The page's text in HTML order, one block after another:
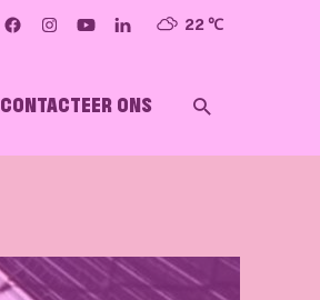
Volg ons op
FacebookInstagramYouTubeLinkedIn22 ℃
CONTACTEER ONS
ZOEKEN